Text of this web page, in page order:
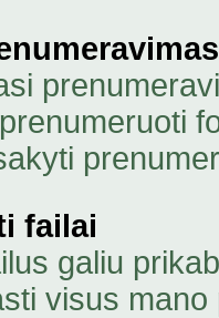
failai
galiu
visus